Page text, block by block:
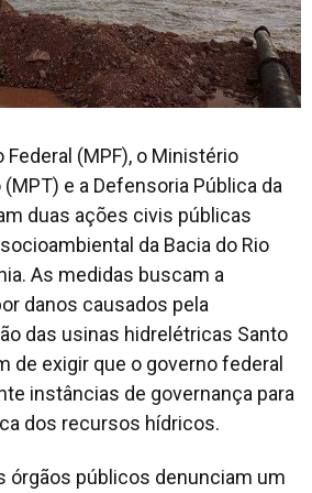
(MPF), o Ministério
e a Defensoria Pública da
duas ações civis públicas
da Bacia do Rio
As medidas buscam a
danos causados pela
das usinas hidrelétricas Santo
de exigir que o governo federal
instâncias de governança para
dos recursos hídricos.
órgãos públicos denunciam um